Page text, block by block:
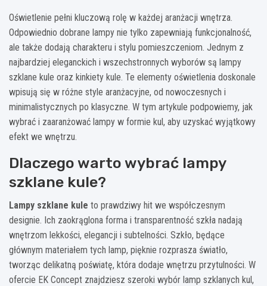
Oświetlenie pełni kluczową rolę w każdej aranżacji wnętrza.
Odpowiednio dobrane lampy nie tylko zapewniają funkcjonalność,
ale także dodają charakteru i stylu pomieszczeniom. Jednym z
najbardziej eleganckich i wszechstronnych wyborów są lampy
szklane kule oraz kinkiety kule. Te elementy oświetlenia doskonale
wpisują się w różne style aranżacyjne, od nowoczesnych i
minimalistycznych po klasyczne. W tym artykule podpowiemy, jak
wybrać i zaaranżować lampy w formie kul, aby uzyskać wyjątkowy
efekt we wnętrzu.
Dlaczego warto wybrać lampy
szklane kule?
Lampy szklane kule to prawdziwy hit we współczesnym
designie. Ich zaokrąglona forma i transparentność szkła nadają
wnętrzom lekkości, elegancji i subtelności. Szkło, będące
głównym materiałem tych lamp, pięknie rozprasza światło,
tworząc delikatną poświatę, która dodaje wnętrzu przytulności. W
ofercie EK Concept znajdziesz szeroki wybór lamp szklanych kul,